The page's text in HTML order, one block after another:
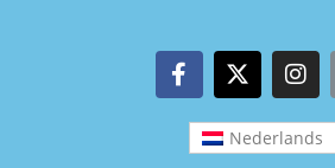
Nederlands